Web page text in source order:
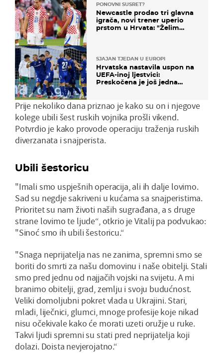
PONOVNI SUSRET?
Newcastle prodao tri glavna
igrača, novi trener uperio
prstom u Hrvata: "Želim
SJAJAN TJEDAN U EUROPI
Hrvatska nastavila uspon na
UEFA-inoj ljestvici:
Preskočena je još jedna
Prije nekoliko dana priznao je kako su on i njegove
kolege ubili šest ruskih vojnika prošli vikend.
Potvrdio je kako provode operaciju traženja ruskih
diverzanata i snajperista.
Ubili šestoricu
"Imali smo uspješnih operacija, ali ih dalje lovimo.
Sad su negdje sakriveni u kućama sa snajperistima.
Prioritet su nam životi naših sugrađana, a s druge
strane lovimo te ljude“, otkrio je Vitalij pa podvukao:
"Sinoć smo ih ubili šestoricu.“
"Snaga neprijatelja nas ne zanima, spremni smo se
boriti do smrti za našu domovinu i naše obitelji. Stali
smo pred jednu od najjačih vojski na svijetu. A mi
branimo obitelji, grad, zemlju i svoju budućnost.
Veliki domoljubni pokret vlada u Ukrajini. Stari,
mladi, liječnici, glumci, mnoge profesije koje nikad
nisu očekivale kako će morati uzeti oružje u ruke.
Takvi ljudi spremni su stati pred neprijatelja koji
dolazi. Doista nevjerojatno.“